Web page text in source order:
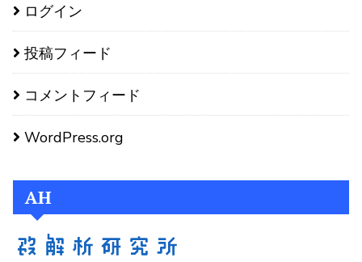
ログイン
投稿フィード
コメントフィード
WordPress.org
AH